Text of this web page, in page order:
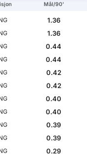
Mål/90'
1.36
1.36
0.44
0.44
0.42
0.42
0.40
0.40
0.39
0.39
0.29